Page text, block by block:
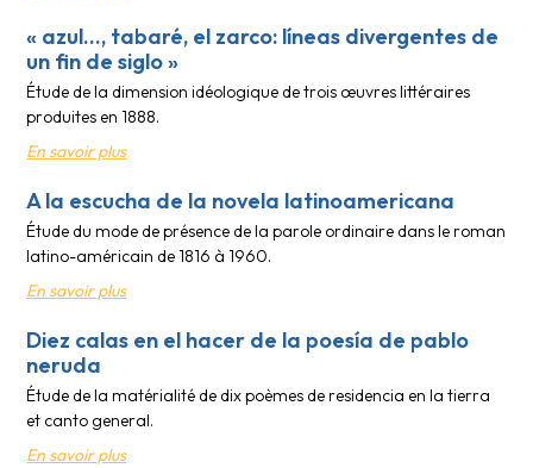
« azul…, tabaré, el zarco: líneas divergentes de
un fin de siglo »
Étude de la dimension idéologique de trois œuvres littéraires
produites en 1888.
En savoir plus
A la escucha de la novela latinoamericana
Étude du mode de présence de la parole ordinaire dans le roman
latino-américain de 1816 à 1960.
En savoir plus
Diez calas en el hacer de la poesía de pablo
neruda
Étude de la matérialité de dix poèmes de residencia en la tierra
et canto general.
En savoir plus